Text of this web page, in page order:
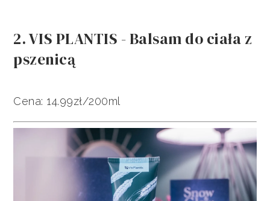
2. VIS PLANTIS - Balsam do ciała z
pszenicą
Cena: 14.99zł/200ml